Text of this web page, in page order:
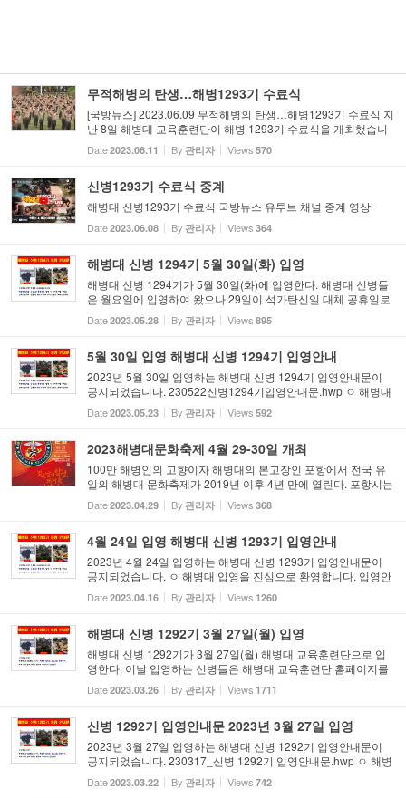
무적해병의 탄생…해병1293기 수료식
[국방뉴스] 2023.06.09 무적해병의 탄생…해병1293기 수료식 지
난 8일 해병대 교육훈련단이 해병 1293기 수료식을 개최했습니
다. 수료식에는 가족과 친구들이 함께하며 정예해병 탄생을 축하
했습니다. 조다니엘 기잡니다. 지난 8일 해병대 교육훈련단. 해병
Date2023.06.11 By 관리자 Views 570
신병1293기 수료식 중계
해병대 신병1293기 수료식 국방뉴스 유투브 채널 중계 영상
Date2023.06.08 By 관리자 Views 364
해병대 신병 1294기 5월 30일(화) 입영
해병대 신병 1294기가 5월 30일(화)에 입영한다. 해병대 신병들
은 월요일에 입영하여 왔으나 29일이 석가탄신일 대체 공휴일로
지정됨에 따라 1294기는 화요일인 30일에 입영하게 된다. 해병
대 신병 1294기 입영 안내문은 아래 링크를 참고하면 된다. 5월 3
Date2023.05.28 By 관리자 Views 895
5월 30일 입영 해병대 신병 1294기 입영안내
2023년 5월 30일 입영하는 해병대 신병 1294기 입영안내문이
공지되었습니다. 230522신병1294기입영안내문.hwp ㅇ 해병대
입영을 진심으로 환영합니다. 입영안내문을 필히 확인 후 입영바
랍니다. ㅇ 주요내용 - 교육훈련단 입영장소 총 2개소로 변경(교
Date2023.05.23 By 관리자 Views 592
2023해병대문화축제 4월 29-30일 개최
100만 해병인의 고향이자 해병대의 본고장인 포항에서 전국 유
일의 해병대 문화축제가 2019년 이후 4년 만에 열린다. 포항시는
오는 29일부터 30일까지 양일간 해병대 1사단과 오천 해병의 거
리(서문사거리 일원)를 중심으로 전국 유일 '포항 해병대 문화축
Date2023.04.29 By 관리자 Views 368
4월 24일 입영 해병대 신병 1293기 입영안내
2023년 4월 24일 입영하는 해병대 신병 1293기 입영안내문이
공지되었습니다. ㅇ 해병대 입영을 진심으로 환영합니다. 입영안
내문을 필히 확인 후 입영바랍니다. ㅇ 주요내용 - 교육훈련단 입
영장소 총 2개소로 변경(교육훈련단 정문, 군수단 정문) - 기존
Date2023.04.16 By 관리자 Views 1260
해병대 신병 1292기 3월 27일(월) 입영
해병대 신병 1292기가 3월 27일(월) 해병대 교육훈련단으로 입
영한다. 이날 입영하는 신병들은 해병대 교육훈련단 홈페이지를
통해 공지된 신병 1292기 입영안내문 을 참고하여 입영하면 된
다. 교육훈련단 입영장소는 기존 교육훈련단 정문 1개소로 입영
Date2023.03.26 By 관리자 Views 1711
신병 1292기 입영안내문 2023년 3월 27일 입영
2023년 3월 27일 입영하는 해병대 신병 1292기 입영안내문이
공지되었습니다. 230317_신병 1292기 입영안내문.hwp ㅇ 해병
대 입영을 진심으로 환영합니다. 입영안내문을 필히 확인 후 입영
바랍니다. ㅇ 주요내용 - 교육훈련단 입영장소 총 2개소로 변경
Date2023.03.22 By 관리자 Views 742